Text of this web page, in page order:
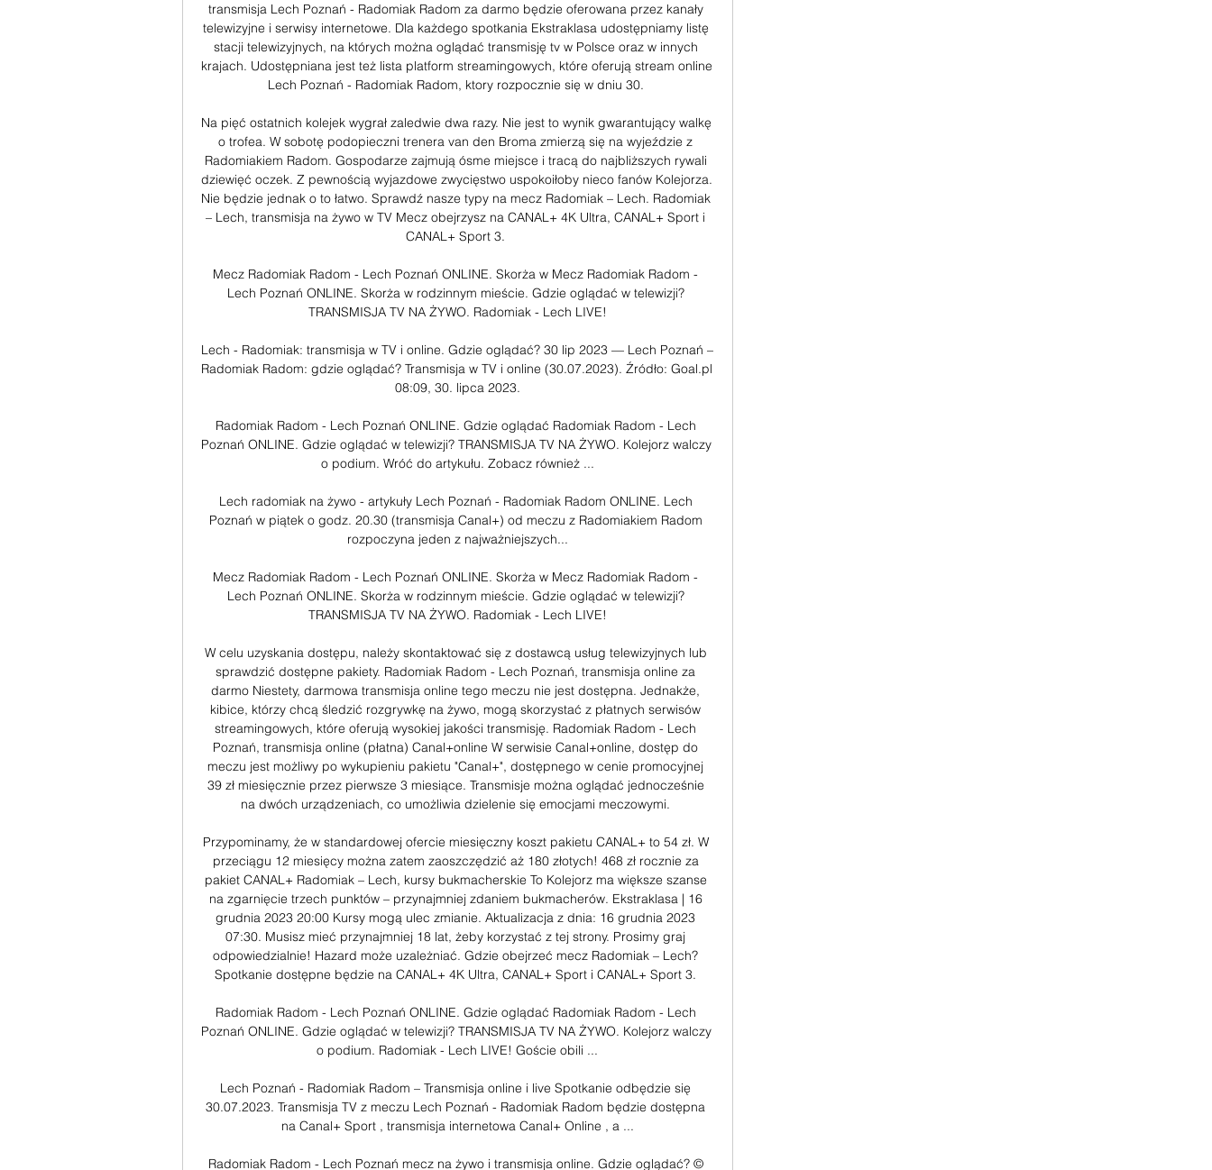
transmisja Lech Poznań - Radomiak Radom za darmo będzie oferowana przez kanały
telewizyjne i serwisy internetowe. Dla każdego spotkania Ekstraklasa udostępniamy listę
stacji telewizyjnych, na których można oglądać transmisję tv w Polsce oraz w innych
krajach. Udostępniana jest też lista platform streamingowych, które oferują stream online
Lech Poznań - Radomiak Radom, ktory rozpocznie się w dniu 30.
Na pięć ostatnich kolejek wygrał zaledwie dwa razy. Nie jest to wynik gwarantujący walkę
o trofea. W sobotę podopieczni trenera van den Broma zmierzą się na wyjeździe z
Radomiakiem Radom. Gospodarze zajmują ósme miejsce i tracą do najbliższych rywali
dziewięć oczek. Z pewnością wyjazdowe zwycięstwo uspokoiłoby nieco fanów Kolejorza.
Nie będzie jednak o to łatwo. Sprawdź nasze typy na mecz Radomiak – Lech. Radomiak
– Lech, transmisja na żywo w TV Mecz obejrzysz na CANAL+ 4K Ultra, CANAL+ Sport i
CANAL+ Sport 3.
Mecz Radomiak Radom - Lech Poznań ONLINE. Skorża w Mecz Radomiak Radom -
Lech Poznań ONLINE. Skorża w rodzinnym mieście. Gdzie oglądać w telewizji?
TRANSMISJA TV NA ŻYWO. Radomiak - Lech LIVE!
Lech - Radomiak: transmisja w TV i online. Gdzie oglądać? 30 lip 2023 — Lech Poznań –
Radomiak Radom: gdzie oglądać? Transmisja w TV i online (30.07.2023). Źródło: Goal.pl
08:09, 30. lipca 2023.
Radomiak Radom - Lech Poznań ONLINE. Gdzie oglądać Radomiak Radom - Lech
Poznań ONLINE. Gdzie oglądać w telewizji? TRANSMISJA TV NA ŻYWO. Kolejorz walczy
o podium. Wróć do artykułu. Zobacz również ...
Lech radomiak na żywo - artykuły Lech Poznań - Radomiak Radom ONLINE. Lech
Poznań w piątek o godz. 20.30 (transmisja Canal+) od meczu z Radomiakiem Radom
rozpoczyna jeden z najważniejszych...
Mecz Radomiak Radom - Lech Poznań ONLINE. Skorża w Mecz Radomiak Radom -
Lech Poznań ONLINE. Skorża w rodzinnym mieście. Gdzie oglądać w telewizji?
TRANSMISJA TV NA ŻYWO. Radomiak - Lech LIVE!
W celu uzyskania dostępu, należy skontaktować się z dostawcą usług telewizyjnych lub
sprawdzić dostępne pakiety. Radomiak Radom - Lech Poznań, transmisja online za
darmo Niestety, darmowa transmisja online tego meczu nie jest dostępna. Jednakże,
kibice, którzy chcą śledzić rozgrywkę na żywo, mogą skorzystać z płatnych serwisów
streamingowych, które oferują wysokiej jakości transmisję. Radomiak Radom - Lech
Poznań, transmisja online (płatna) Canal+online W serwisie Canal+online, dostęp do
meczu jest możliwy po wykupieniu pakietu "Canal+", dostępnego w cenie promocyjnej
39 zł miesięcznie przez pierwsze 3 miesiące. Transmisje można oglądać jednocześnie
na dwóch urządzeniach, co umożliwia dzielenie się emocjami meczowymi.
Przypominamy, że w standardowej ofercie miesięczny koszt pakietu CANAL+ to 54 zł. W
przeciągu 12 miesięcy można zatem zaoszczędzić aż 180 złotych! 468 zł rocznie za
pakiet CANAL+ Radomiak – Lech, kursy bukmacherskie To Kolejorz ma większe szanse
na zgarnięcie trzech punktów – przynajmniej zdaniem bukmacherów. Ekstraklasa | 16
grudnia 2023 20:00 Kursy mogą ulec zmianie. Aktualizacja z dnia: 16 grudnia 2023
07:30. Musisz mieć przynajmniej 18 lat, żeby korzystać z tej strony. Prosimy graj
odpowiedzialnie! Hazard może uzależniać. Gdzie obejrzeć mecz Radomiak – Lech?
Spotkanie dostępne będzie na CANAL+ 4K Ultra, CANAL+ Sport i CANAL+ Sport 3.
Radomiak Radom - Lech Poznań ONLINE. Gdzie oglądać Radomiak Radom - Lech
Poznań ONLINE. Gdzie oglądać w telewizji? TRANSMISJA TV NA ŻYWO. Kolejorz walczy
o podium. Radomiak - Lech LIVE! Goście obili ...
Lech Poznań - Radomiak Radom – Transmisja online i live Spotkanie odbędzie się
30.07.2023. Transmisja TV z meczu Lech Poznań - Radomiak Radom będzie dostępna
na Canal+ Sport , transmisja internetowa Canal+ Online , a ...
Radomiak Radom - Lech Poznań mecz na żywo i transmisja online. Gdzie oglądać? ©